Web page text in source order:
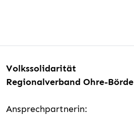
Volkssolidarität
Regionalverband Ohre-Börde
Ansprechpartnerin: